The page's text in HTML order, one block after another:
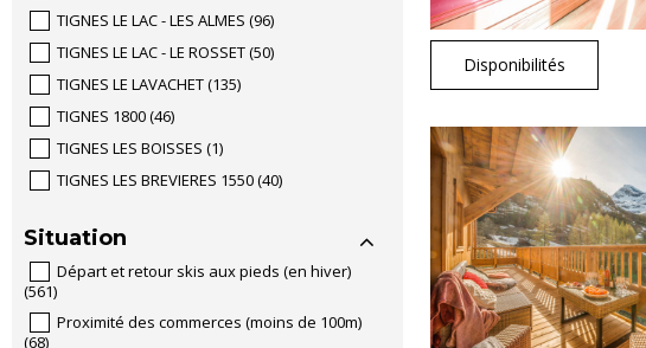
TIGNES LE LAC - LES ALMES (96)
TIGNES LE LAC - LE ROSSET(50)
TIGNES LE LAVACHET(135)
TIGNES 1800(46)
TIGNES LES BOISSES (1)
TIGNES LES BREVIERES 1550(40)
Situation
Départ et retour skis aux pieds (en hiver)
(561)
Proximité des commerces (moins de 100m)
(68)
Disponibilités